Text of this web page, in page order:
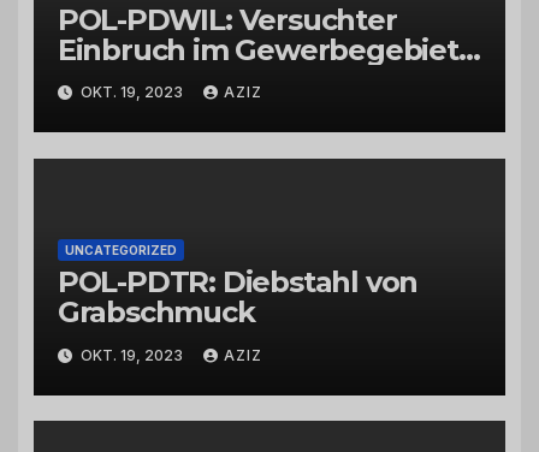
POL-PDWIL: Versuchter
Einbruch im Gewerbegebiet
Wittlich
OKT. 19, 2023 AZIZ
UNCATEGORIZED
POL-PDTR: Diebstahl von
Grabschmuck
OKT. 19, 2023 AZIZ